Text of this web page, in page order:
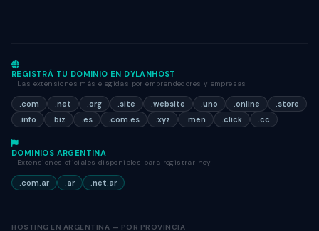
REGISTRÁ TU DOMINIO EN DYLANHOST
Las extensiones más elegidas por emprendedores y empresas
.com .net .org .site .website .uno .online
.store
.info
.biz .es .com.es .xyz .men .click .cc
DOMINIOS ARGENTINA
Extensiones oficiales disponibles para registrar hoy
.com.ar .ar .net.ar
HOSTING EN ARGENTINA — POR PROVINCIA